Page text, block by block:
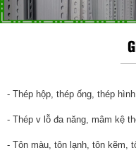
- Thép hộp, thép ống, thép
- Thép v lỗ đa năng, mâm kệ
- Tôn màu, tôn lạnh, tôn kẽm,